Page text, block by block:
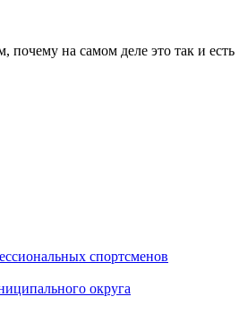
на самом деле это так и есть
спортсменов
округа